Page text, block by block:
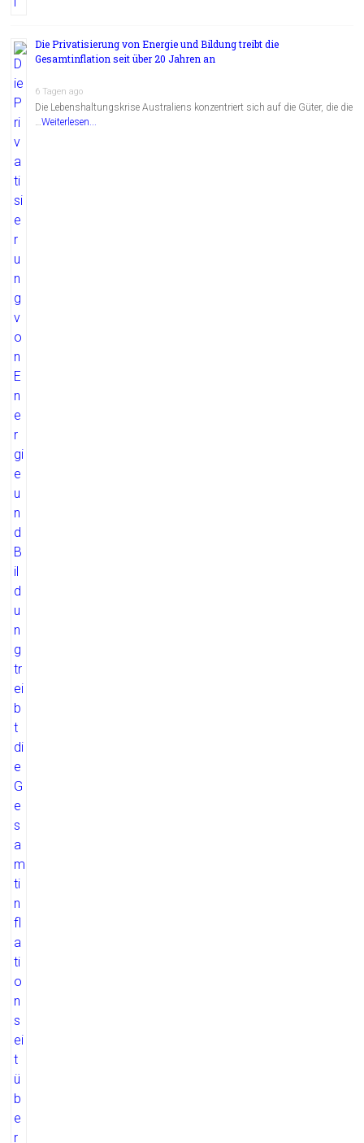
Die Privatisierung von Energie und Bildung treibt die
Gesamtinflation seit über 20 Jahren an
6 Tagen ago
Die Lebenshaltungskrise Australiens konzentriert sich auf die Güter, die die
…Weiterlesen...